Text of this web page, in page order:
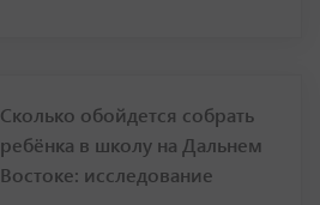
Сколько обойдется собрать
ребёнка в школу на Дальнем
Востоке: исследование